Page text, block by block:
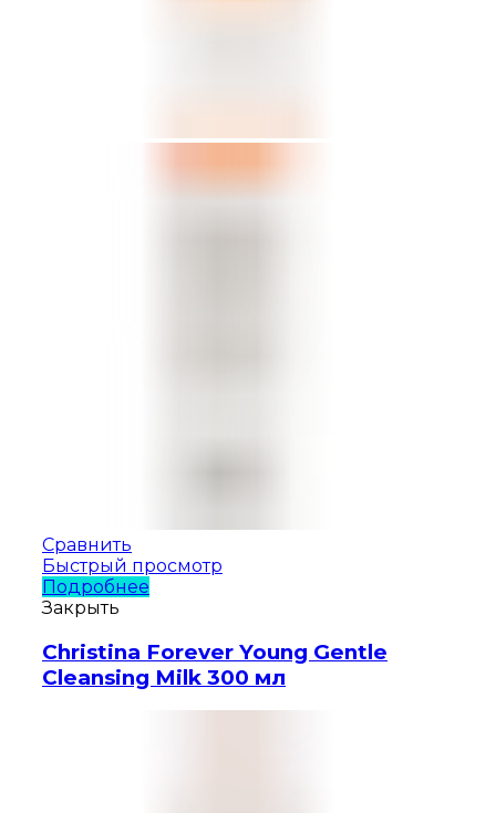
Сравнить
Быстрый просмотр
Подробнее
Закрыть
Christina Forever Young Gentle
Cleansing Milk 300 мл